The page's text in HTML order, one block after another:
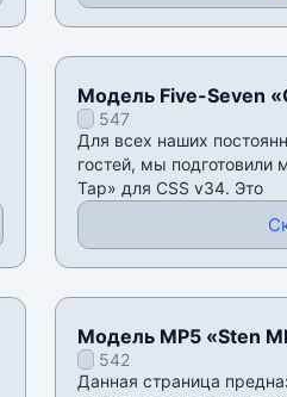
Модель Five-Seven
547
Для всех наших
гостей, мы подготовили
Tap» для CSS v34. Это
Модель MP5 «Sten
542
Данная страница